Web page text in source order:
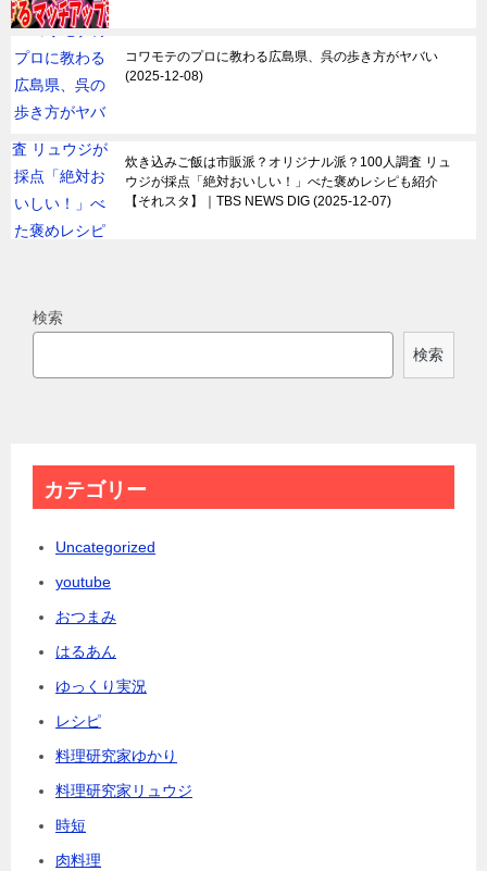
コワモテのプロに教わる広島県、呉の歩き方がヤバい
2025-12-08
炊き込みご飯は市販派？オリジナル派？100人調査 リュ
ウジが採点「絶対おいしい！」べた褒めレシピも紹介
【それスタ】｜TBS NEWS DIG 2025-12-07
検索
検索
カテゴリー
Uncategorized
youtube
おつまみ
はるあん
ゆっくり実況
レシピ
料理研究家ゆかり
料理研究家リュウジ
時短
肉料理